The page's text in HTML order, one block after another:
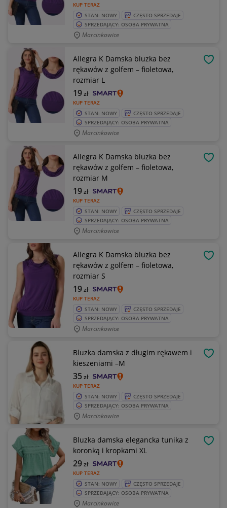
KUP TERAZ
STAN: NOWY
CZĘSTO SPRZEDAJE
SPRZEDAJĄCY: OSOBA PRYWATNA
Marcinkowice
Allegra K Damska bluzka bez
rękawów z golfem – fioletowa,
rozmiar L
KUP TERAZ
19zł
STAN: NOWY
CZĘSTO SPRZEDAJE
SPRZEDAJĄCY: OSOBA PRYWATNA
Marcinkowice
Allegra K Damska bluzka bez
rękawów z golfem – fioletowa,
rozmiar M
KUP TERAZ
19zł
STAN: NOWY
CZĘSTO SPRZEDAJE
SPRZEDAJĄCY: OSOBA PRYWATNA
Marcinkowice
Allegra K Damska bluzka bez
rękawów z golfem – fioletowa,
rozmiar S
KUP TERAZ
19zł
STAN: NOWY
CZĘSTO SPRZEDAJE
SPRZEDAJĄCY: OSOBA PRYWATNA
Marcinkowice
Bluzka damska z długim rękawem i
kieszeniami –M
KUP TERAZ
35zł
STAN: NOWY
CZĘSTO SPRZEDAJE
SPRZEDAJĄCY: OSOBA PRYWATNA
Marcinkowice
Bluzka damska elegancka tunika z
koronką i kropkami XL
KUP TERAZ
29zł
STAN: NOWY
CZĘSTO SPRZEDAJE
SPRZEDAJĄCY: OSOBA PRYWATNA
Marcinkowice